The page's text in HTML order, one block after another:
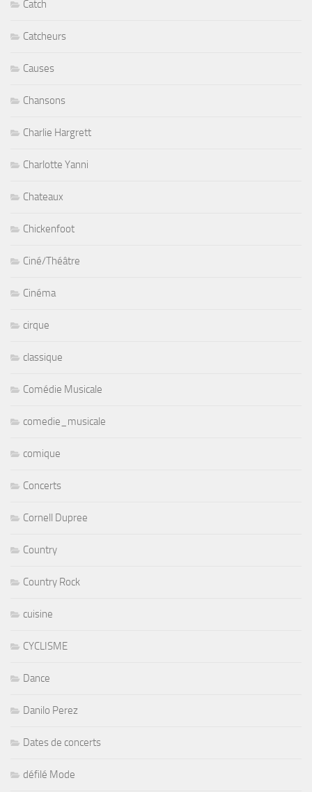
Catch
Catcheurs
Causes
Chansons
Charlie Hargrett
Charlotte Yanni
Chateaux
Chickenfoot
Ciné/Théâtre
Cinéma
cirque
classique
Comédie Musicale
comedie_musicale
comique
Concerts
Cornell Dupree
Country
Country Rock
cuisine
CYCLISME
Dance
Danilo Perez
Dates de concerts
défilé Mode